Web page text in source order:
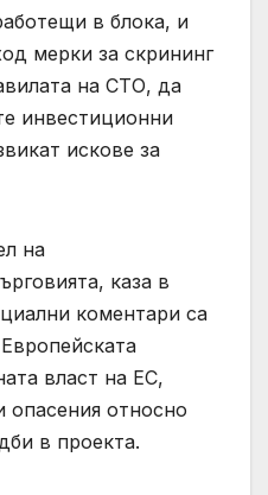
в блока, и
мерки за скрининг
на СТО, да
инвестиционни
искове за
на
каза в
коментари са
власт на ЕС,
опасения относно
в проекта.